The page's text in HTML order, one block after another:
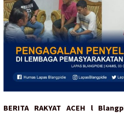
BERITA RAKYAT ACEH l